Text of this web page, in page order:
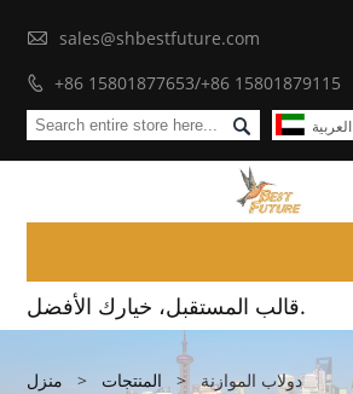
 sales@shbestfuture.com
 +86 15801877653/+86 15801879115
 العربية
قالب المستقبل، خيارك الأفضل.
منزل > المنتجات > دولاب الموازنة